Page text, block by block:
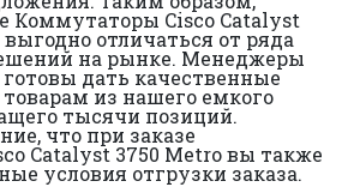
Коммутаторы Cisco Catalyst
отличаться от ряда
на рынке. Менеджеры
дать качественные
из нашего емкого
тысячи позиций.
что при заказе
Catalyst 3750 Metro вы также
условия отгрузки заказа.